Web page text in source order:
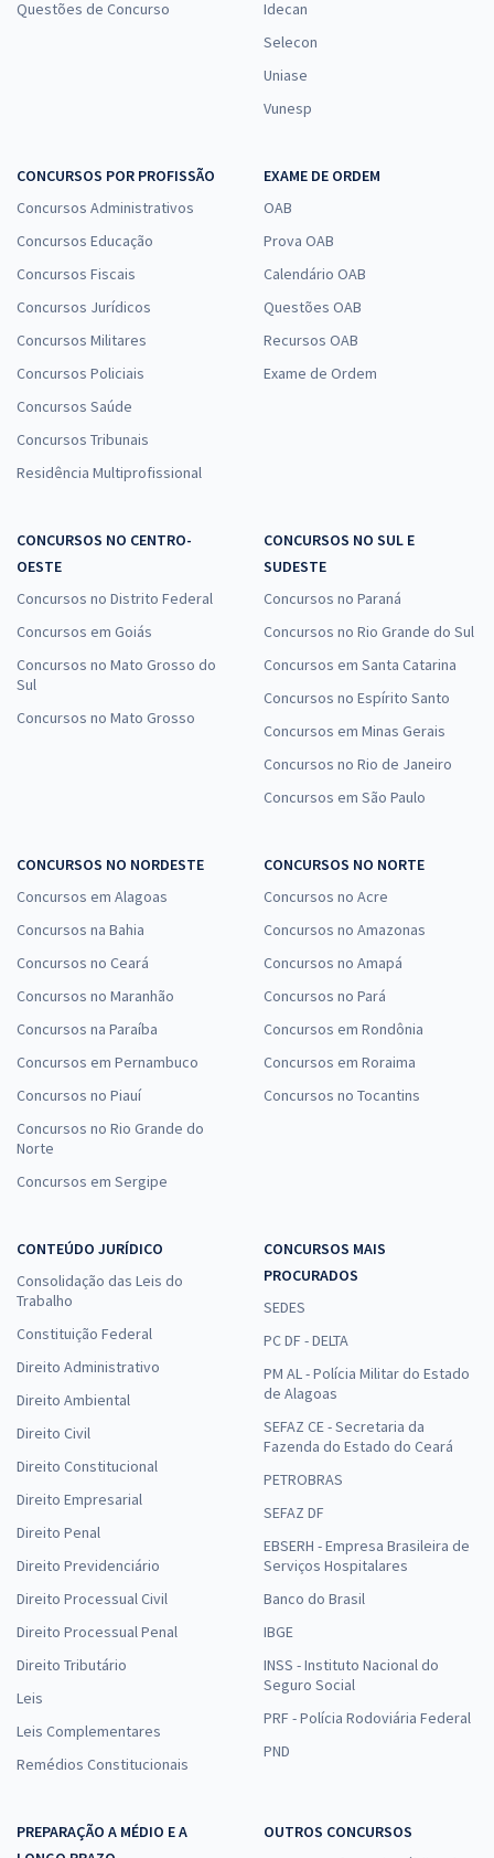
Questões de Concurso
Idecan
Selecon
Uniase
Vunesp
CONCURSOS POR PROFISSÃO
Concursos Administrativos
Concursos Educação
Concursos Fiscais
Concursos Jurídicos
Concursos Militares
Concursos Policiais
Concursos Saúde
Concursos Tribunais
Residência Multiprofissional
EXAME DE ORDEM
OAB
Prova OAB
Calendário OAB
Questões OAB
Recursos OAB
Exame de Ordem
CONCURSOS NO CENTRO-
OESTE
Concursos no Distrito Federal
Concursos em Goiás
Concursos no Mato Grosso do
Sul
Concursos no Mato Grosso
CONCURSOS NO SUL E
SUDESTE
Concursos no Paraná
Concursos no Rio Grande do Sul
Concursos em Santa Catarina
Concursos no Espírito Santo
Concursos em Minas Gerais
Concursos no Rio de Janeiro
Concursos em São Paulo
CONCURSOS NO NORDESTE
Concursos em Alagoas
Concursos na Bahia
Concursos no Ceará
Concursos no Maranhão
Concursos na Paraíba
Concursos em Pernambuco
Concursos no Piauí
Concursos no Rio Grande do
Norte
Concursos em Sergipe
CONCURSOS NO NORTE
Concursos no Acre
Concursos no Amazonas
Concursos no Amapá
Concursos no Pará
Concursos em Rondônia
Concursos em Roraima
Concursos no Tocantins
CONTEÚDO JURÍDICO
Consolidação das Leis do
Trabalho
Constituição Federal
Direito Administrativo
Direito Ambiental
Direito Civil
Direito Constitucional
Direito Empresarial
Direito Penal
Direito Previdenciário
Direito Processual Civil
Direito Processual Penal
Direito Tributário
Leis
Leis Complementares
Remédios Constitucionais
CONCURSOS MAIS
PROCURADOS
SEDES
PC DF - DELTA
PM AL - Polícia Militar do Estado
de Alagoas
SEFAZ CE - Secretaria da
Fazenda do Estado do Ceará
PETROBRAS
SEFAZ DF
EBSERH - Empresa Brasileira de
Serviços Hospitalares
Banco do Brasil
IBGE
INSS - Instituto Nacional do
Seguro Social
PRF - Polícia Rodoviária Federal
PND
PREPARAÇÃO A MÉDIO E A
OUTROS CONCURSOS